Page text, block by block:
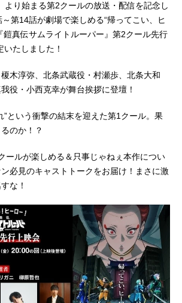
ヅキ：熊谷俊輝ヤシマノサグメ：坂
本真綾インメイ：子安武人ゴメイ：
前野智昭シメイ：遠藤綾ガイメイ：
白熊寛嗣鳴海楓：直田姫奈スタッフ
ズ構成・脚本：武藤将吾メインキャ
ラクターデザ...
より始まる第2クールの放送・配信を記念し
第14話が劇場で楽しめる“帰ってこい、ヒ
鎧真伝サムライトルーパー』第2クール先行
いたしました！
木淳弥、北条武蔵役・村瀬歩、北条大和
役・小西克幸が舞台挨拶に登壇！
”という衝撃の結末を迎えた第1クール。果
のか！？
ールが楽しめる＆只事じゃねぇ本作につい
必見のキャストトークをお届け！まさに激
な！